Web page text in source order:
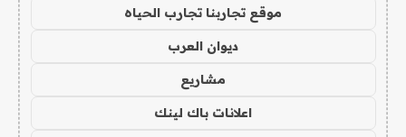
موقع تجاربنا تجارب الحياه
ديوان العرب
مشاريع
اعلانات باك لينك